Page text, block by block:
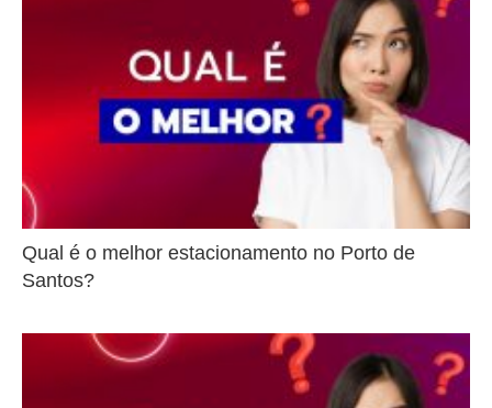
Qual é o melhor estacionamento no Porto de
Santos?